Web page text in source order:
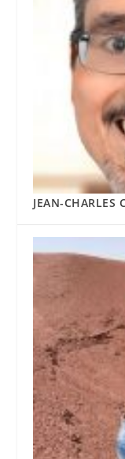
JEAN-CHARLES